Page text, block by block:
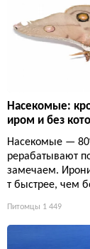
Насекомые:
иром и без
Насекомые —
рерабатывают
замечаем.
т быстрее, чем
Питомцы 1 449